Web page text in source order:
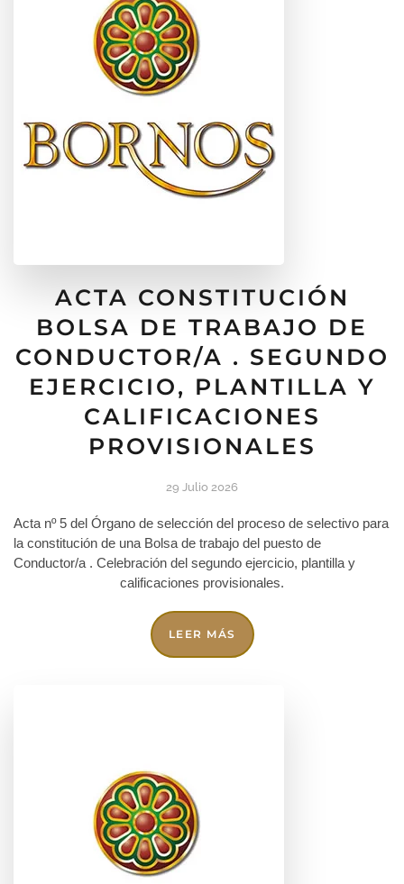
ACTA CONSTITUCIÓN
BOLSA DE TRABAJO DE
CONDUCTOR/A . SEGUNDO
EJERCICIO, PLANTILLA Y
CALIFICACIONES
PROVISIONALES
29 Julio 2026
Acta nº 5 del Órgano de selección del proceso de selectivo para
la constitución de una Bolsa de trabajo del puesto de
Conductor/a . Celebración del segundo ejercicio, plantilla y
calificaciones provisionales.
LEER MÁS